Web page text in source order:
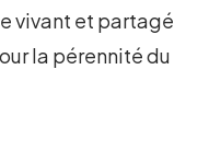
vivant et partagé
la pérennité du